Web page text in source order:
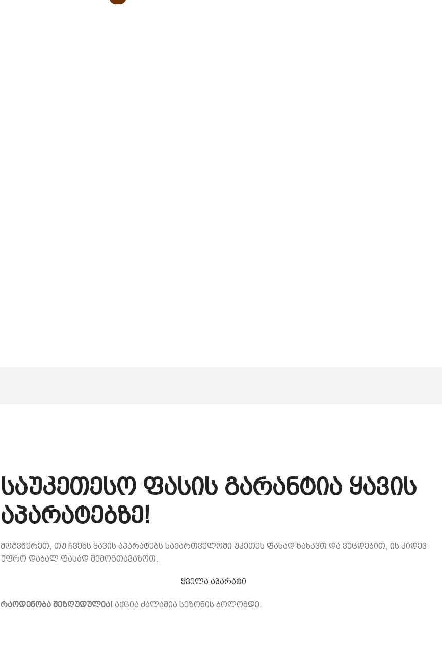
საუკეთესო ფასის გარანტია ყავის
აპარატებზე!
მოგვწერეთ, თუ ჩვენს ყავის აპარატებს საქართველოში უკეთეს ფასად ნახავთ და ვეცდებით, ის კიდევ
უფრო დაბალ ფასად შემოგთავაზოთ.
ყველა აპარატი
რაოდენობა შეზღუდულია! აქცია ძალაშია სეზონის ბოლომდე.